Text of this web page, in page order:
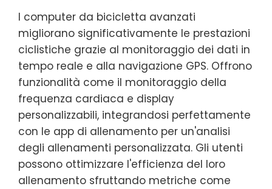
I computer da bicicletta avanzati
migliorano significativamente le prestazioni
ciclistiche grazie al monitoraggio dei dati in
tempo reale e alla navigazione GPS. Offrono
funzionalità come il monitoraggio della
frequenza cardiaca e display
personalizzabili, integrandosi perfettamente
con le app di allenamento per un'analisi
degli allenamenti personalizzata. Gli utenti
possono ottimizzare l'efficienza del loro
allenamento sfruttando metriche come